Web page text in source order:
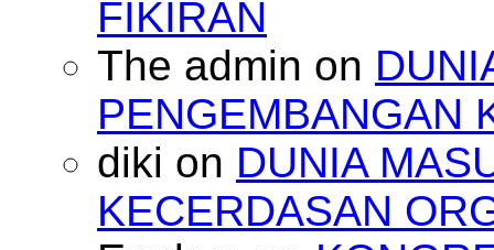
FIKIRAN
The admin on
PENGEMBANGAN
diki on DUNIA
KECERDASAN